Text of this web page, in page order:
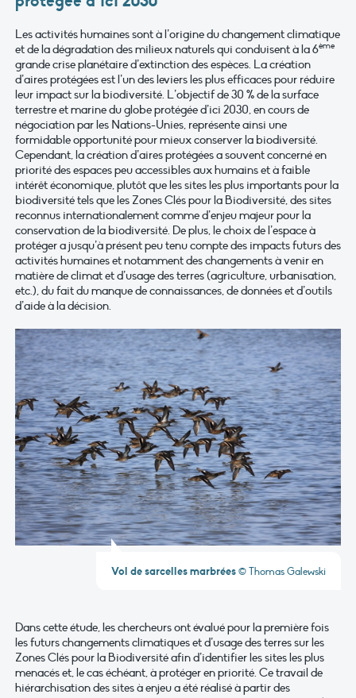
Les activités humaines sont à l’origine du changement climatique
et de la dégradation des milieux naturels qui conduisent à la 6ème
grande crise planétaire d’extinction des espèces. La création
d’aires protégées est l’un des leviers les plus efficaces pour réduire
leur impact sur la biodiversité. L’objectif de 30 % de la surface
terrestre et marine du globe protégée d’ici 2030, en cours de
négociation par les Nations-Unies, représente ainsi une
formidable opportunité pour mieux conserver la biodiversité.
Cependant, la création d’aires protégées a souvent concerné en
priorité des espaces peu accessibles aux humains et à faible
intérêt économique, plutôt que les sites les plus importants pour la
biodiversité tels que les Zones Clés pour la Biodiversité, des sites
reconnus internationalement comme d’enjeu majeur pour la
conservation de la biodiversité. De plus, le choix de l’espace à
protéger a jusqu’à présent peu tenu compte des impacts futurs des
activités humaines et notamment des changements à venir en
matière de climat et d’usage des terres (agriculture, urbanisation,
etc.), du fait du manque de connaissances, de données et d’outils
d’aide à la décision.
Vol de sarcelles marbrées© Thomas Galewski
Dans cette étude, les chercheurs ont évalué pour la première fois
les futurs changements climatiques et d’usage des terres sur les
Zones Clés pour la Biodiversité afin d’identifier les sites les plus
menacés et, le cas échéant, à protéger en priorité. Ce travail de
hiérarchisation des sites à enjeu a été réalisé à partir des